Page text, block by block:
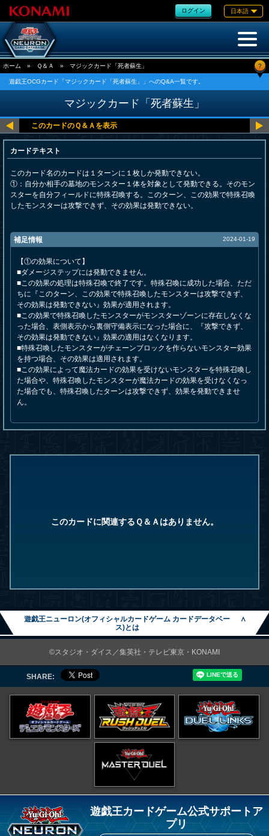
ログイン 日本語
ホーム » Ｑ＆Ａ » マジックカード「死者蘇生」 ?
遊戯王OCGカード「マジックカード「死者蘇生」」へのQ&A一覧です。
マジックカード「死者蘇生」
カードテキスト
このカード名のカードは１ターンに１枚しか発動できない。
①：自分か相手の墓地のモンスター１体を対象として発動できる。そのモン
スターを自分フィールドに特殊召喚する。このターン、この効果で特殊召喚
したモンスターは攻撃できず、その効果は発動できない。
補足情報 2024-01-19
【①の効果について】
■ダメージステップには発動できません。
■この効果の処理は特殊召喚で終了です。特殊召喚に成功した場合、ただ
ちに『このターン、この効果で特殊召喚したモンスターは攻撃できず、
その効果は発動できない』効果が適用されます。
■この効果で特殊召喚したモンスターがモンスターゾーンに存在しなくな
った場合、表側表示から裏側守備表示になった場合に、『攻撃できず、
その効果は発動できない』効果の適用はなくなります。
■特殊召喚したモンスターがチェーンブロックを作らないモンスター効果
を持つ場合、その効果は適用されます。
■この効果によって魔法カードの効果を受けないモンスターを特殊召喚し
た場合や、特殊召喚したモンスターが魔法カードの効果を受けなくなっ
た場合でも、特殊召喚したターンは攻撃できず、効果を発動できませ
ん。
このカードに関連するＱ＆Ａはありません。
遊戯王ニューロン(オフィシャルカードゲーム カードデータベー
ス)とは
∧
©スタジオ・ダイス／集英社・テレビ東京・KONAMI
SHARE:
遊戯王カードゲーム公式サポートア
プリ